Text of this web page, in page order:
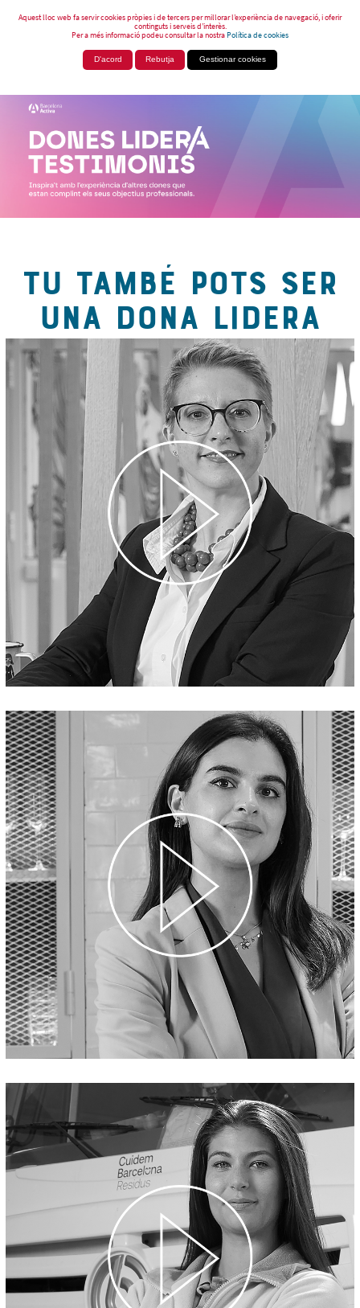
Aquest lloc web fa servir cookies pròpies i de tercers per millorar l’experiència de navegació, i oferir
continguts i serveis d’interès.
Per a més informació podeu consultar la nostraPolítica de cookies
D'acord Rebutja Gestionar cookies
TU TAMBÉ POTS SER
UNA DONA LIDERA